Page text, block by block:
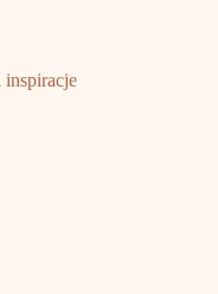
inspiracje